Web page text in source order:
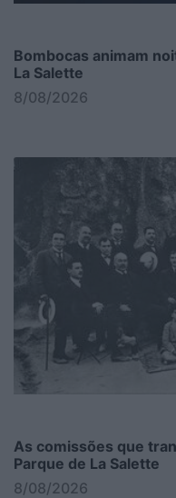
Bombocas animam
La Salette
8/08/2026
As comissões que
Parque de La Salette
8/08/2026